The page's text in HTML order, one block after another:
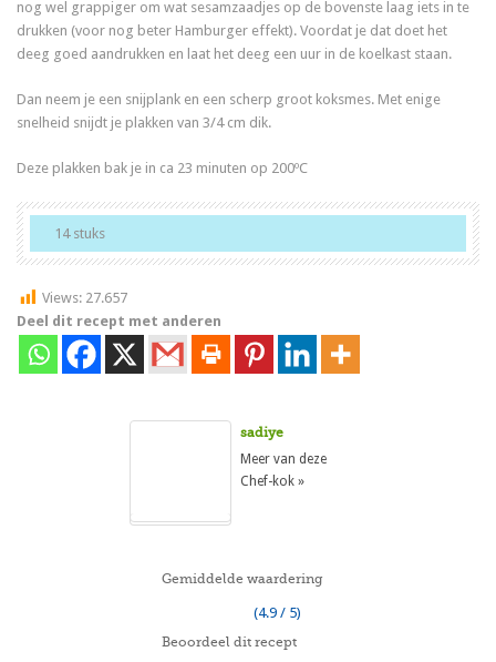
nog wel grappiger om wat sesamzaadjes op de bovenste laag iets in te
drukken (voor nog beter Hamburger effekt). Voordat je dat doet het
deeg goed aandrukken en laat het deeg een uur in de koelkast staan.
Dan neem je een snijplank en een scherp groot koksmes. Met enige
snelheid snijdt je plakken van 3/4 cm dik.
Deze plakken bak je in ca 23 minuten op 200ºC
14 stuks
Views: 27.657
Deel dit recept met anderen
sadiye
Meer van deze
Chef-kok »
Gemiddelde waardering
(4.9 / 5)
Beoordeel dit recept